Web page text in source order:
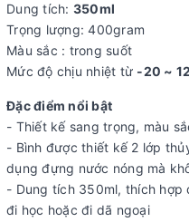
Dung tích: 350ml
Trọng lượng: 400gram
Màu sắc : trong suốt
Mức độ chịu nhiệt từ -20 ~
Đặc điểm nổi bật
- Thiết kế sang trọng, màu
- Bình được thiết kế 2 lớp
dụng đựng nước nóng mà
- Dung tích 350ml, thích hợp
đi học hoặc đi dã ngoại